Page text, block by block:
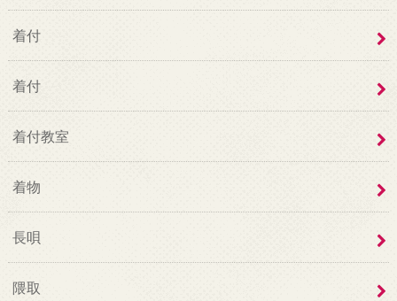
着付
着付
着付教室
着物
長唄
隈取